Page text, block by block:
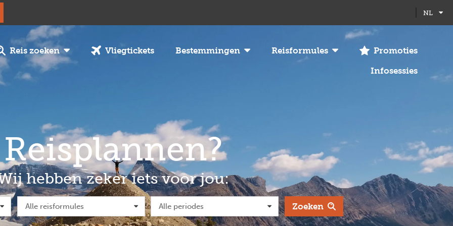
NL
Reis zoeken Vliegtickets Bestemmingen Reisformules
Promoties
Infosessies
Reisplannen?
hebben zeker iets voor jou:
Alle reisformules Alle periodes Zoeken
screen